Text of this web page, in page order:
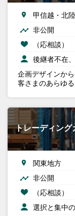
甲信越・北
非公開
（応相談）
後継者不在
企画デザインか
客さまのあらゆ
トレーディン
関東地方
非公開
（応相談）
選択と集中